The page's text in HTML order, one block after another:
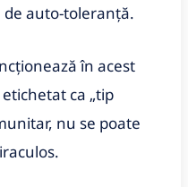
auto-toleranță.
în acest
ca „tip
nu se poate